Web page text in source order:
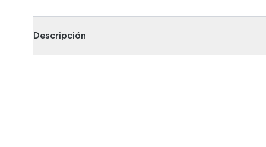
Descripción